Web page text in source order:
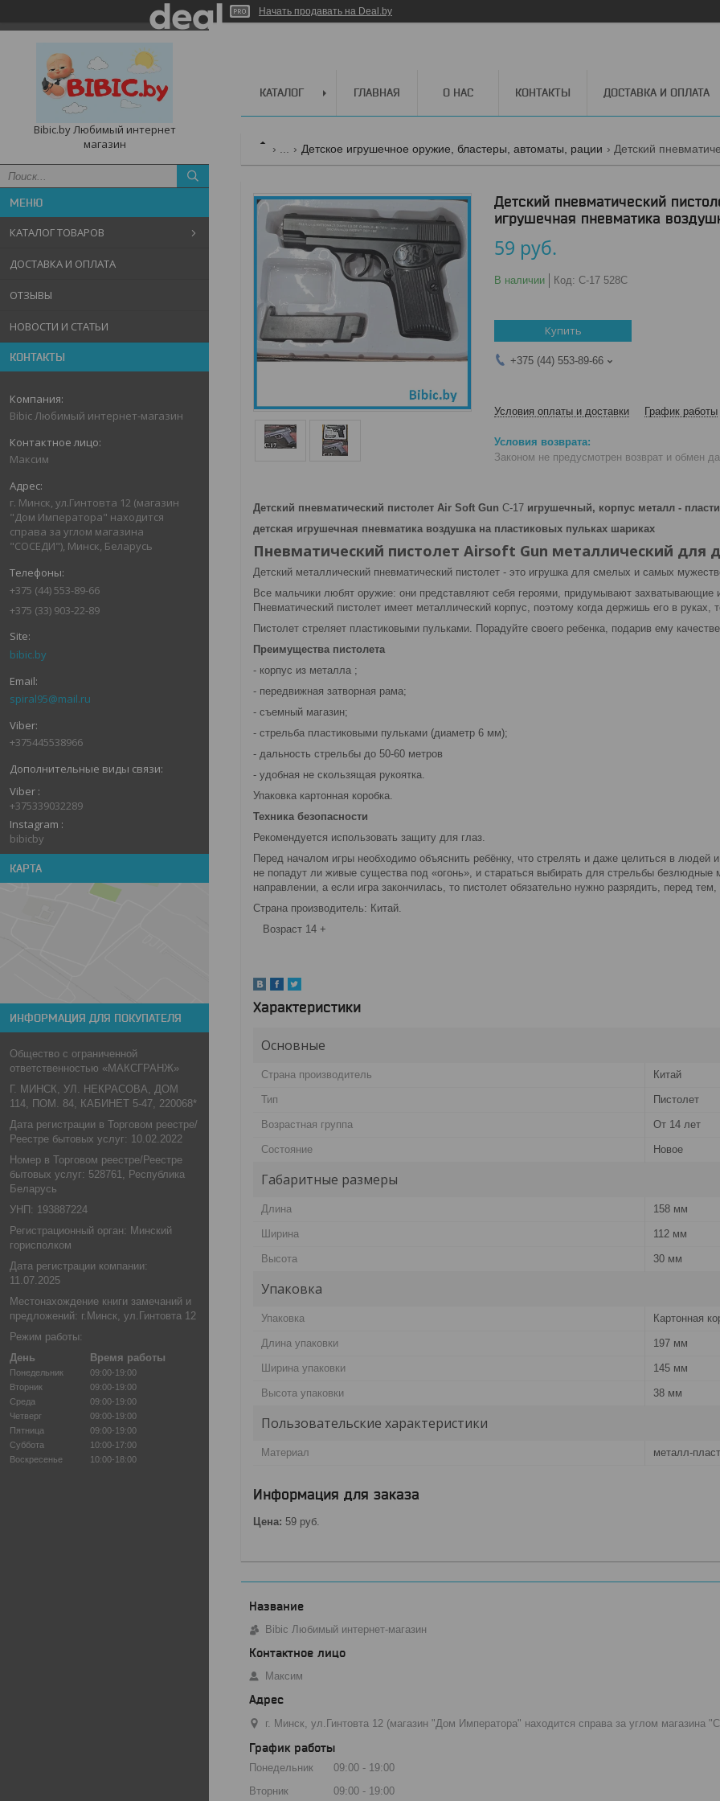
Начать продавать на Deal.by
Bibic.by Любимый интернет
магазин
КАТАЛОГ ТОВАРОВ
ДОСТАВКА И ОПЛАТА
ОТЗЫВЫ
НОВОСТИ И СТАТЬИ
КОНТАКТЫ
Bibic Любимый интернет-магазин
Максим
г. Минск, ул.Гинтовта 12 (магазин
"Дом Императора" находится
справа за углом магазина
"СОСЕДИ"), Минск, Беларусь
+375 (44) 553-89-66
+375 (33) 903-22-89
bibic.by
spiral95@mail.ru
+375445538966
Viber
+375339032289
Instagram
bibicby
КАРТА
ИНФОРМАЦИЯ ДЛЯ ПОКУПАТЕЛЯ
Общество с ограниченной
ответственностью «МАКСГРАНЖ»
Г. МИНСК, УЛ. НЕКРАСОВА, ДОМ
114, ПОМ. 84, КАБИНЕТ 5-47, 220068*
Дата регистрации в Торговом реестре/
Реестре бытовых услуг: 10.02.2022
Номер в Торговом реестре/Реестре
бытовых услуг: 528761, Республика
Беларусь
УНП: 193887224
Регистрационный орган: Минский
горисполком
Дата регистрации компании:
11.07.2025
Местонахождение книги замечаний и
предложений: г.Минск, ул.Гинтовта 12
Режим работы:
День
Время работы
Понедельник
09:00-19:00
Вторник
09:00-19:00
Среда
09:00-19:00
Четверг
09:00-19:00
Пятница
09:00-19:00
Суббота
10:00-17:00
Воскресенье
10:00-18:00
КАТАЛОГ ГЛАВНАЯ О НАС КОНТАКТЫ ДОСТАВКА И ОПЛАТА
Детское игрушечное оружие, бластеры, автоматы, рации
Детский пневматический
игрушечная пневматика
59 руб.
В наличии Код: C-17 528С
Купить
+375 (44) 553-89-66
Условия оплаты и доставки График работы
Законом не предусмотрен возврат и обмен
Детский пневматический пистолет Air Soft Gun C-17 игрушечный, корпус металл -
детская игрушечная пневматика воздушка на пластиковых пульках шариках
Пневматический пистолет Airsoft Gun металлический для
Детский металлический пневматический пистолет - это игрушка для смелых и самых
Все мальчики любят оружие: они представляют себя героями, придумывают захватывающие
Пневматический пистолет имеет металлический корпус, поэтому когда держишь его в
Пистолет стреляет пластиковыми пульками. Порадуйте своего ребенка, подарив ему
Преимущества пистолета
- корпус из металла ;
- передвижная затворная рама;
- съемный магазин;
- стрельба пластиковыми пульками (диаметр 6 мм);
- дальность стрельбы до 50-60 метров
- удобная не скользящая рукоятка.
Упаковка картонная коробка.
Техника безопасности
Рекомендуется использовать защиту для глаз.
Перед началом игры необходимо объяснить ребёнку, что стрелять и даже целиться в людей
не попадут ли живые существа под «огонь», и стараться выбирать для стрельбы
направлении, а если игра закончилась, то пистолет обязательно нужно разрядить, перед тем,
Страна производитель: Китай.
Возраст 14 +
Характеристики
Основные
Страна производитель Китай
Тип Пистолет
Возрастная группа От 14 лет
Состояние Новое
Габаритные размеры
Длина 158 мм
Ширина 112 мм
Высота 30 мм
Упаковка
Упаковка Картонная
Длина упаковки 197 мм
Ширина упаковки 145 мм
Высота упаковки 38 мм
Пользовательские характеристики
Материал металл-
Информация для заказа
Цена: 59 руб.
Bibic Любимый интернет-магазин
Максим
г. Минск, ул.Гинтовта 12 (магазин "Дом Императора" находится справа за углом
График работы
Понедельник 09:00
19:00
Вторник
09:00 19:00